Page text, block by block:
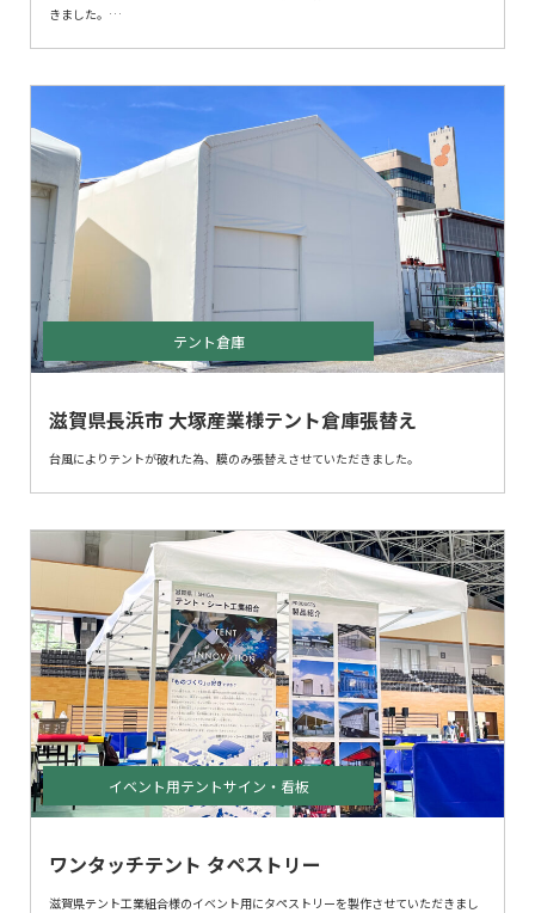
きました。
以前も同じ場所に2箇所設置させていただいており、
今回は、前回の使用感などお打ち合わせの上より使いやすいように仕様変更させ
ていただいております。
滋賀県長浜市 大塚産業様テント倉庫張替え
台風によりテントが破れた為、膜のみ張替えさせていただきました。
テント倉庫
ワンタッチテント タペストリー
滋賀県テント工業組合様のイベント用にタペストリーを製作させていただきまし
イベント用テントサイン・看板